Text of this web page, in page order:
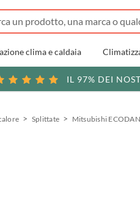
clima e caldaia
IL 97% DEI
Splittate Mitsubishi